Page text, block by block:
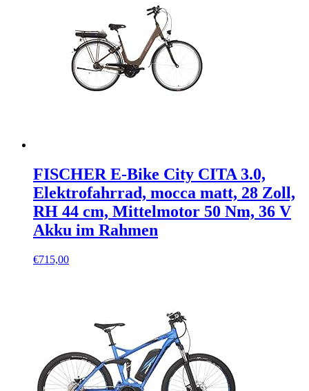
FISCHER E-Bike City CITA 3.0,
Elektrofahrrad, mocca matt, 28 Zoll,
RH 44 cm, Mittelmotor 50 Nm, 36 V
Akku im Rahmen
€715,00